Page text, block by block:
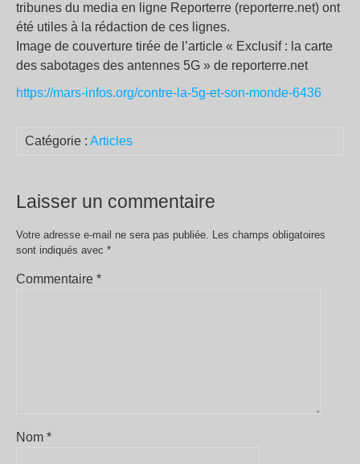
tribunes du media en ligne Reporterre (reporterre.net) ont
été utiles à la rédaction de ces lignes.
Image de couverture tirée de l’article « Exclusif : la carte
des sabotages des antennes 5G » de reporterre.net
https://mars-infos.org/contre-la-5g-et-son-monde-6436
Catégorie : Articles
Laisser un commentaire
Votre adresse e-mail ne sera pas publiée. Les champs obligatoires
sont indiqués avec *
Commentaire *
Nom *